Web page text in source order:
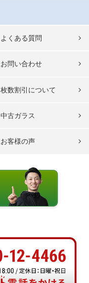
よくある質問
お問い合わせ
枚数割引について
中古ガラス
お客様の声